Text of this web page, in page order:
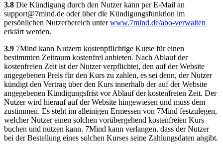
3.8 Die Kündigung durch den Nutzer kann per E-Mail an
support@7mind.de oder über die Kündigungsfunktion im
persönlichen Nutzerbereich unterwww.7mind.de/abo-verwalten
erklärt werden.
3.9 7Mind kann Nutzern kostenpflichtige Kurse für einen
bestimmten Zeitraum kostenfrei anbieten. Nach Ablauf der
kostenfreien Zeit ist der Nutzer verpflichtet, den auf der Website
angegebenen Preis für den Kurs zu zahlen, es sei denn, der Nutzer
kündigt den Vertrag über den Kurs innerhalb der auf der Website
angegebenen Kündigungsfrist vor Ablauf der kostenfreien Zeit. Der
Nutzer wird hierauf auf der Website hingewiesen und muss dem
zustimmen. Es steht im alleinigen Ermessen von 7Mind festzulegen,
welcher Nutzer einen solchen vorübergehend kostenfreien Kurs
buchen und nutzen kann. 7Mind kann verlangen, dass der Nutzer
bei der Bestellung eines solchen Kurses seine Zahlungsdaten angibt.